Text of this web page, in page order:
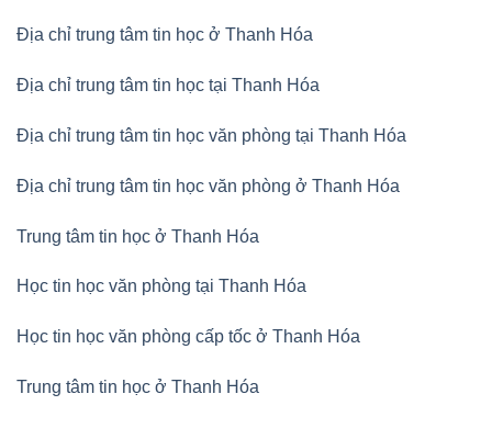
Địa chỉ trung tâm tin học ở Thanh Hóa
Địa chỉ trung tâm tin học tại Thanh Hóa
Địa chỉ trung tâm tin học văn phòng tại Thanh Hóa
Địa chỉ trung tâm tin học văn phòng ở Thanh Hóa
Trung tâm tin học ở Thanh Hóa
Học tin học văn phòng tại Thanh Hóa
Học tin học văn phòng cấp tốc ở Thanh Hóa
Trung tâm tin học ở Thanh Hóa